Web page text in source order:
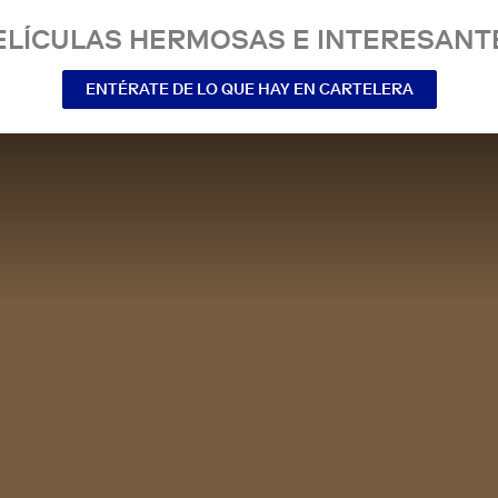
HERMOSAS E
ENTÉRATE DE LO QUE HAY EN CARTELERA